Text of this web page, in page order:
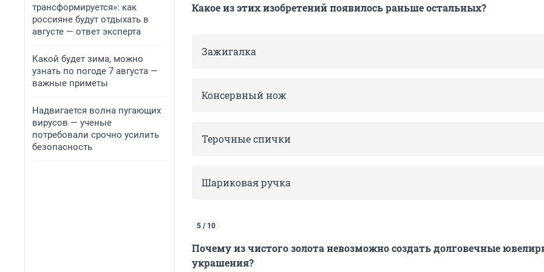
трансформируется»: как
россияне будут отдыхать в
августе — ответ эксперта
Какой будет зима, можно
узнать по погоде 7 августа —
важные приметы
Надвигается волна пугающих
вирусов — ученые
потребовали срочно усилить
безопасность
Какое из этих изобретений появилось раньше остальных?
Зажигалка
Консервный нож
Терочные спички
Шариковая ручка
5 / 10
Почему из чистого золота невозможно создать долговечные
украшения?